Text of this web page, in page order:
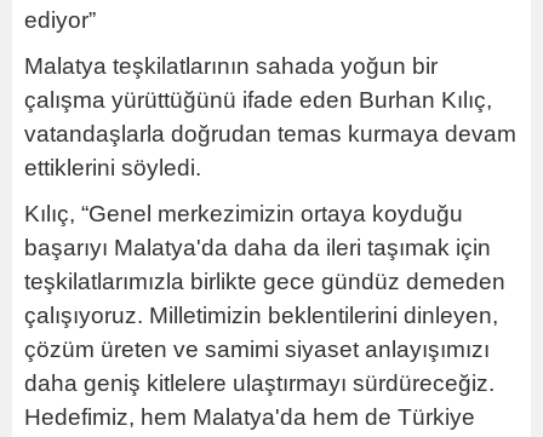
ediyor”
Malatya teşkilatlarının sahada yoğun bir
çalışma yürüttüğünü ifade eden Burhan Kılıç,
vatandaşlarla doğrudan temas kurmaya devam
ettiklerini söyledi.
Kılıç, “Genel merkezimizin ortaya koyduğu
başarıyı Malatya'da daha da ileri taşımak için
teşkilatlarımızla birlikte gece gündüz demeden
çalışıyoruz. Milletimizin beklentilerini dinleyen,
çözüm üreten ve samimi siyaset anlayışımızı
daha geniş kitlelere ulaştırmayı sürdüreceğiz.
Hedefimiz, hem Malatya'da hem de Türkiye